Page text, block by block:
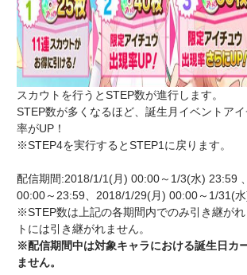
スカウトを行うとSTEP数が進行します。
STEP数が多くなるほど、誕生月イベントア
率がUP！
※STEP4を実行するとSTEP1に戻ります。
配信期間:2018/1/1(月) 00:00～1/3(水) 23:59
00:00～23:59、2018/1/29(月) 00:00～1/31(
※STEP数は上記の各期間内でのみ引き継が
トには引き継がれません。
※配信期間中は対象キャラにおける誕生日カ
ません。